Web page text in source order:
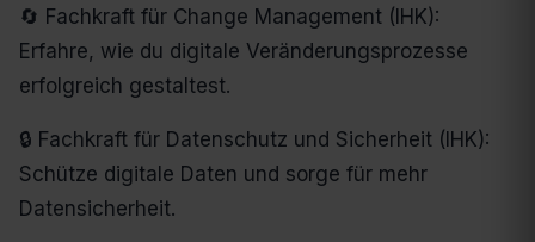
🔄 Fachkraft für Change Management (IHK):
Erfahre, wie du digitale Veränderungsprozesse
erfolgreich gestaltest.
🔒 Fachkraft für Datenschutz und Sicherheit (IHK):
Schütze digitale Daten und sorge für mehr
Datensicherheit.